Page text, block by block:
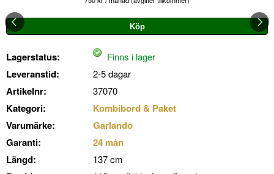
Lagerstatus: Finns i lager
Leveranstid: 2-5 dagar
Artikelnr: 37070
Kategori:
Kombibord & Paket
Varumärke:
Garlando
Garanti:
24 mån
Längd:
137 cm